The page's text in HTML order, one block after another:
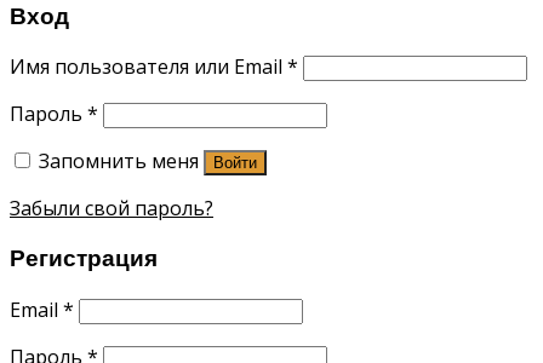
Вход
Имя пользователя или Email *
Пароль *
Запомнить меня
Войти
Забыли свой пароль?
Регистрация
Email *
Пароль *